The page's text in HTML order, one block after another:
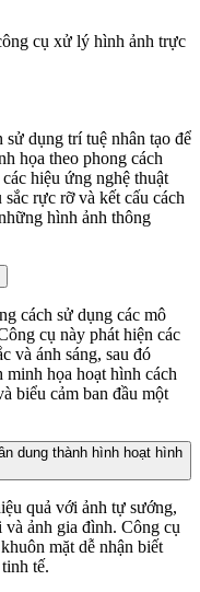
cụ xử lý hình ảnh trực
dụng trí tuệ nhân tạo để
họa theo phong cách
hiệu ứng nghệ thuật
rực rỡ và kết cấu cách
hình ảnh thông
cách sử dụng các mô
cụ này phát hiện các
và ánh sáng, sau đó
họa hoạt hình cách
biểu cảm ban đầu một
dung thành hình hoạt hình
quả với ảnh tự sướng,
và ảnh gia đình. Công cụ
mặt dễ nhận biết
tế.